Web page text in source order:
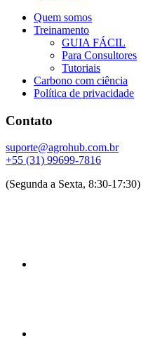
Quem somos
Treinamento
GUIA FÁCIL
Para Consultores
Tutoriais
Carbono com ciência
Política de privacidade
Contato
suporte@agrohub.com.br
+55 (31) 99699-7816
(Segunda a Sexta, 8:30-17:30)